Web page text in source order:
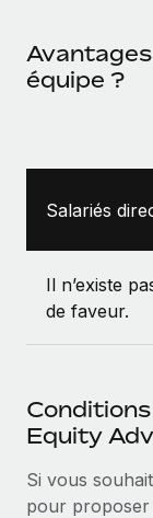
équipe ?
Salariés
Il n’existe
de faveur.
Equity
Si vous
pour proposer